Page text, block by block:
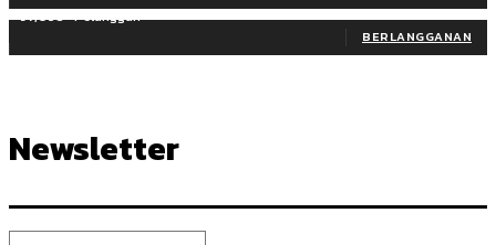
97,058 Pelanggan
BERLANGGANAN
Newsletter